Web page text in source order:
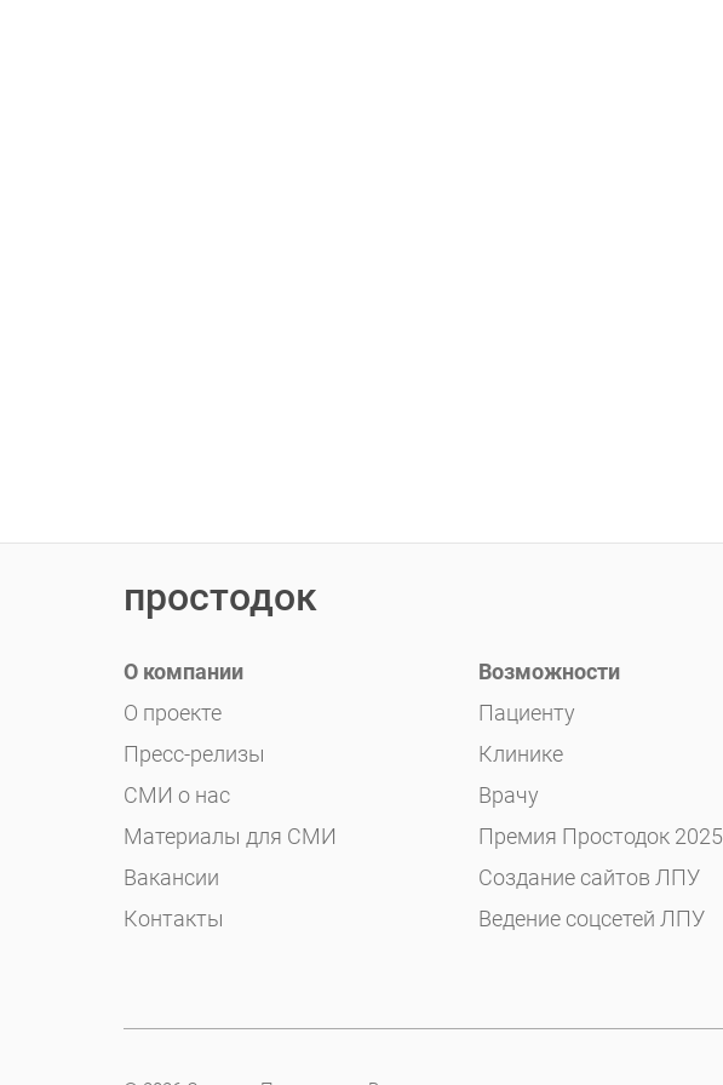
простодок
О компании
О проекте
Пресс-релизы
СМИ о нас
Материалы для СМИ
Вакансии
Контакты
Возможности
Пациенту
Клинике
Врачу
Премия Простодок 2025
Создание сайтов ЛПУ
Ведение соцсетей ЛПУ